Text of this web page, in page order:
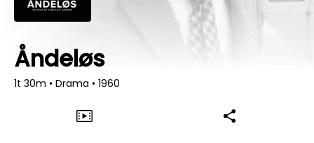
Åndeløs
1t 30m • Drama • 1960